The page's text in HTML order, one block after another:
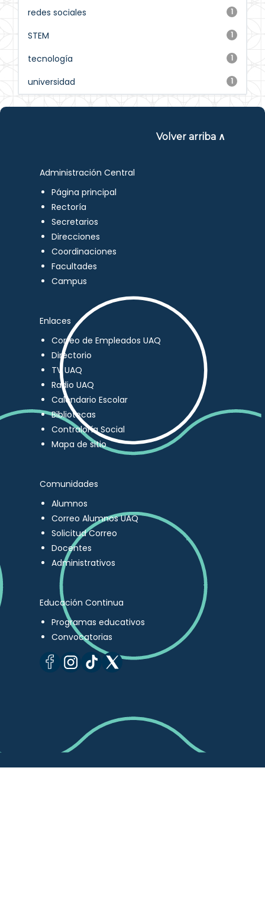
1
redes sociales
1
STEM
1
tecnología
1
universidad
Volver arriba ∧
Administración Central
Página principal
Rectoría
Secretarios
Direcciones
Coordinaciones
Facultades
Campus
Enlaces
Correo de Empleados UAQ
Directorio
TV UAQ
Radio UAQ
Calendario Escolar
Bibliotecas
Contraloría Social
Mapa de sitio
Comunidades
Alumnos
Correo Alumnos UAQ
Solicitud Correo
Docentes
Administrativos
Educación Continua
Programas educativos
Convocatorias